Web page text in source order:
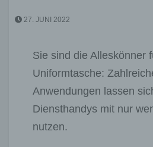
27. JUNI 2022
Sie sind die Alleskönner
Uniformtasche:
Anwendungen lassen
Diensthandys mit nur
nutzen.